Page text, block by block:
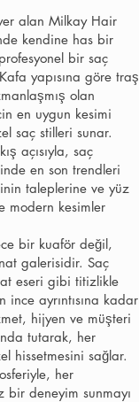
alan Milkay Hair
kendine has bir
bir saç
yapısına göre traş
olan
en uygun kesimi
saç stilleri sunar.
açısıyla, saç
en son trendleri
taleplerine ve yüz
modern kesimler
bir kuaför değil,
galerisidir. Saç
eseri gibi titizlikle
ayrıntısına kadar
hijyen ve müşteri
tutarak, her
hissetmesini sağlar.
her
bir deneyim sunmayı